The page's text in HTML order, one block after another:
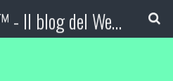
Booking Blog™ - Il blog del Web Marketing Turistico